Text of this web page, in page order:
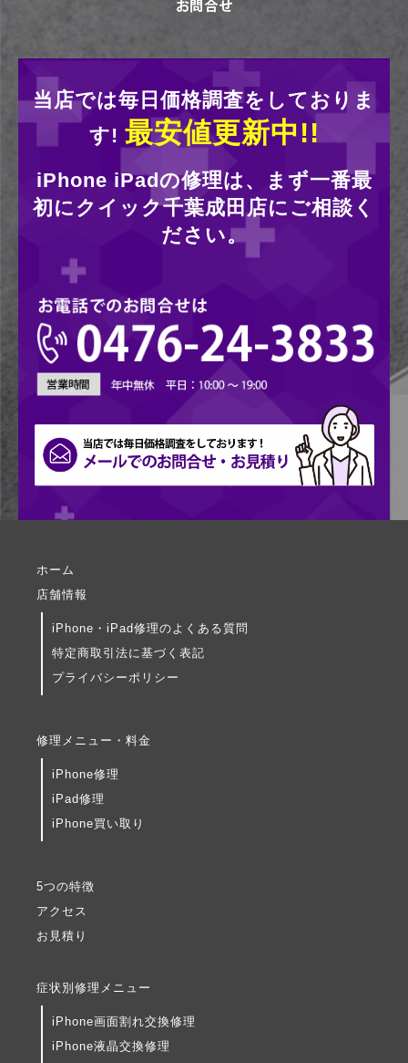
当店では毎日価格調査をしておりま
す! 最安値更新中!!
iPhone iPadの修理は、まず一番最
初にクイック千葉成田店にご相談く
ださい。
ホーム
店舗情報
iPhone・iPad修理のよくある質問
特定商取引法に基づく表記
プライバシーポリシー
修理メニュー・料金
iPhone修理
iPad修理
iPhone買い取り
5つの特徴
アクセス
お見積り
症状別修理メニュー
iPhone画面割れ交換修理
iPhone液晶交換修理